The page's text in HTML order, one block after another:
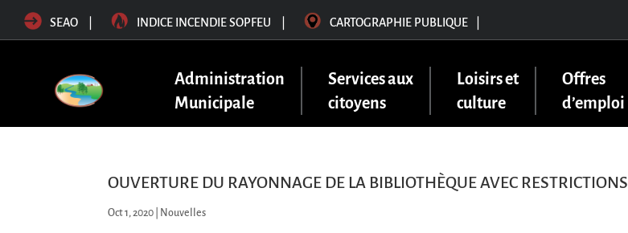
SEAO INDICE INCENDIE SOPFEU CARTOGRAPHIE PUBLIQUE
Administration
Municipale
Services aux
citoyens
Loisirs et
culture
Offres
d’emploi
OUVERTURE DU RAYONNAGE DE LA BIBLIOTHÈQUE AVEC RESTRICTIONS
Oct 1, 2020 Nouvelles